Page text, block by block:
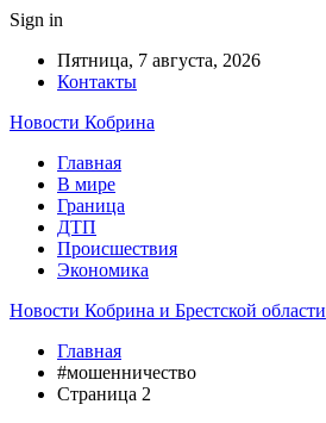
Sign in
Пятница, 7 августа, 2026
Контакты
Новости Кобрина
Главная
В мире
Граница
ДТП
Происшествия
Экономика
Новости Кобрина и Брестской области
Главная
#мошенничество
Страница 2